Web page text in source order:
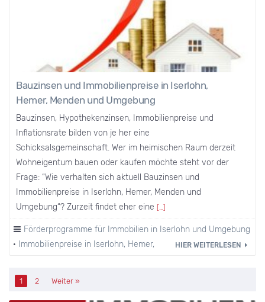
Bauzinsen und Immobilienpreise in Iserlohn,
Hemer, Menden und Umgebung
Bauzinsen, Hypothekenzinsen, Immobilienpreise und
Inflationsrate bilden von je her eine
Schicksalsgemeinschaft. Wer im heimischen Raum derzeit
Wohneigentum bauen oder kaufen möchte steht vor der
Frage: “Wie verhalten sich aktuell Bauzinsen und
Immobilienpreise in Iserlohn, Hemer, Menden und
Umgebung“? Zurzeit findet eher eine […]
Förderprogramme für Immobilien in Iserlohn und Umgebung
· Immobilienpreise in Iserlohn, Hemer, Menden und Umgebung
HIER WEITERLESEN
1 2 Weiter »